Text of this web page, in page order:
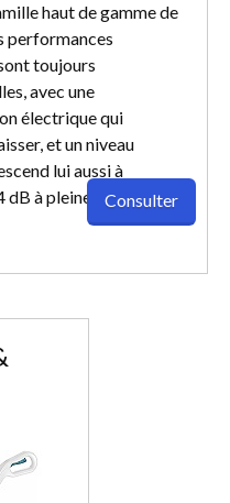
haut de gamme de
performances
toujours
avec une
électrique qui
et un niveau
lui aussi à
dB à pleine puissance.
Consulter